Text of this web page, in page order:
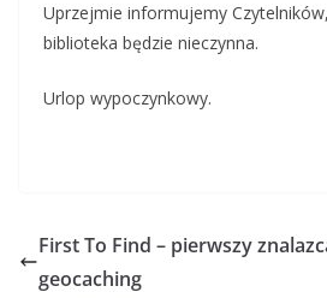
Uprzejmie informujemy
biblioteka będzie nieczynna.
Urlop wypoczynkowy.
First To Find – pierwszy
geocaching